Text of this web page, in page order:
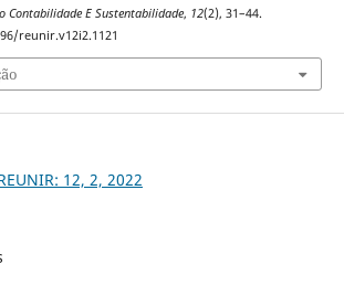
Contabilidade E Sustentabilidade, 12(2), 31–44.
reunir.v12i2.1121
12, 2, 2022